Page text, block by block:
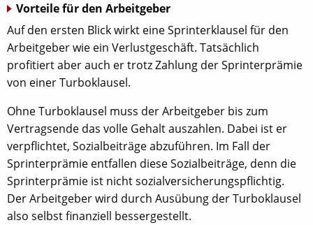
Vorteile für den Arbeitgeber
Auf den ersten Blick wirkt eine Sprinterklausel für den
Arbeitgeber wie ein Verlustgeschäft. Tatsächlich
profitiert aber auch er trotz Zahlung der Sprinterprämie
von einer Turboklausel.
Ohne Turboklausel muss der Arbeitgeber bis zum
Vertragsende das volle Gehalt auszahlen. Dabei ist er
verpflichtet, Sozialbeiträge abzuführen. Im Fall der
Sprinterprämie entfallen diese Sozialbeiträge, denn die
Sprinterprämie ist nicht sozialversicherungspflichtig.
Der Arbeitgeber wird durch Ausübung der Turboklausel
also selbst finanziell bessergestellt.